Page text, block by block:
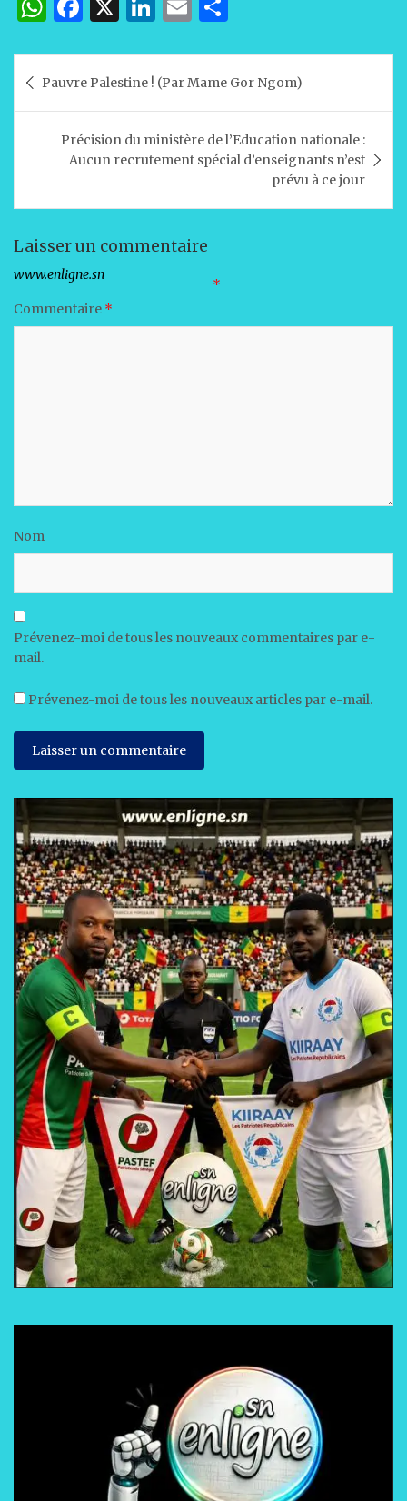
at
s
A
p
c
e
b
o
k
k
e
dI
n
ai
l
ta
g
er
de Pauvre Palestine ! (Par Mame Gor Ngom)
Précision du ministère de l’Education nationale :
Aucun recrutement spécial d’enseignants n’est
prévu à ce jour
Laisser un commentaire
Votre adresse e-mail ne sera pas publiée.
Les champs obligatoires sont indiqués avec *
Commentaire *
Nom
Prévenez-moi de tous les nouveaux commentaires par e-
mail.
Prévenez-moi de tous les nouveaux articles par e-mail.